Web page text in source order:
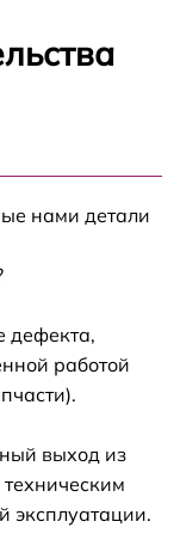
нами детали
дефекта,
работой
выход из
техническим
эксплуатации.